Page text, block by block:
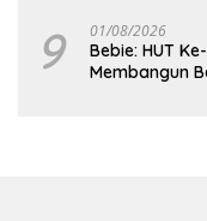
9 01/08/2026
Bebie: HUT
Membangun